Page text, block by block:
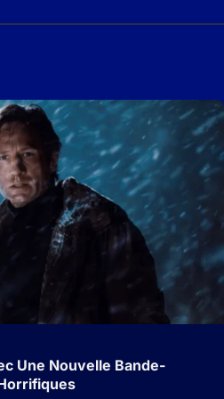
Une Nouvelle Bande-